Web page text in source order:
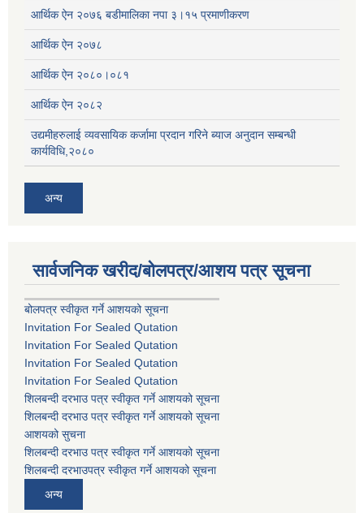
आर्थिक ऐन २०७६ बडीमालिका नपा ३।१५ प्रमाणीकरण
आर्थिक ऐन २०७८
आर्थिक ऐन २०८०।०८१
आर्थिक ऐन २०८२
उद्यमीहरुलाई व्यवसायिक कर्जामा प्रदान गरिने ब्याज अनुदान सम्बन्धी
कार्यविधि,२०८०
अन्य
सार्वजनिक खरीद/बोलपत्र/आशय पत्र सूचना
बोलपत्र स्वीकृत गर्ने आशयको सूचना
Invitation For Sealed Qutation
Invitation For Sealed Qutation
Invitation For Sealed Qutation
Invitation For Sealed Qutation
शिलबन्दी दरभाउ पत्र स्वीकृत गर्ने आशयको सूचना
शिलबन्दी दरभाउ पत्र स्वीकृत गर्ने आशयको सूचना
आशयको सुचना
शिलबन्दी दरभाउ पत्र स्वीकृत गर्ने आशयको सूचना
शिलबन्दी दरभाउपत्र स्वीकृत गर्ने आशयको सूचना
अन्य